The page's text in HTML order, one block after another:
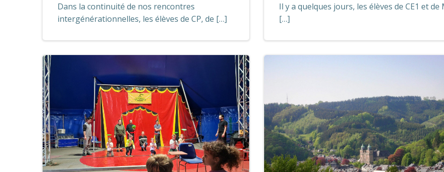
Dans la continuité de nos rencontres
intergénérationnelles, les élèves de CP, de […]
Il y a quelques jours, les élèves de CE1 et de
[…]